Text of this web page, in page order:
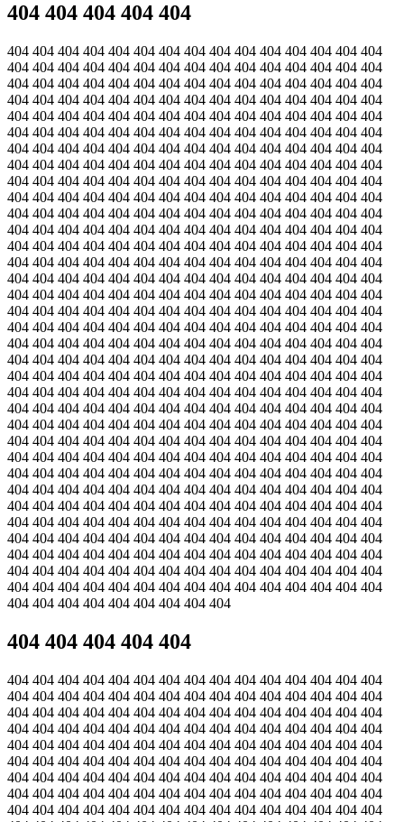
404 404 404 404 404
404 404 404 404 404 404 404 404 404 404 404 404 404 404 404
404 404 404 404 404 404 404 404 404 404 404 404 404 404 404
404 404 404 404 404 404 404 404 404 404 404 404 404 404 404
404 404 404 404 404 404 404 404 404 404 404 404 404 404 404
404 404 404 404 404 404 404 404 404 404 404 404 404 404 404
404 404 404 404 404 404 404 404 404 404 404 404 404 404 404
404 404 404 404 404 404 404 404 404 404 404 404 404 404 404
404 404 404 404 404 404 404 404 404 404 404 404 404 404 404
404 404 404 404 404 404 404 404 404 404 404 404 404 404 404
404 404 404 404 404 404 404 404 404 404 404 404 404 404 404
404 404 404 404 404 404 404 404 404 404 404 404 404 404 404
404 404 404 404 404 404 404 404 404 404 404 404 404 404 404
404 404 404 404 404 404 404 404 404 404 404 404 404 404 404
404 404 404 404 404 404 404 404 404 404 404 404 404 404 404
404 404 404 404 404 404 404 404 404 404 404 404 404 404 404
404 404 404 404 404 404 404 404 404 404 404 404 404 404 404
404 404 404 404 404 404 404 404 404 404 404 404 404 404 404
404 404 404 404 404 404 404 404 404 404 404 404 404 404 404
404 404 404 404 404 404 404 404 404 404 404 404 404 404 404
404 404 404 404 404 404 404 404 404 404 404 404 404 404 404
404 404 404 404 404 404 404 404 404 404 404 404 404 404 404
404 404 404 404 404 404 404 404 404 404 404 404 404 404 404
404 404 404 404 404 404 404 404 404 404 404 404 404 404 404
404 404 404 404 404 404 404 404 404 404 404 404 404 404 404
404 404 404 404 404 404 404 404 404 404 404 404 404 404 404
404 404 404 404 404 404 404 404 404 404 404 404 404 404 404
404 404 404 404 404 404 404 404 404 404 404 404 404 404 404
404 404 404 404 404 404 404 404 404 404 404 404 404 404 404
404 404 404 404 404 404 404 404 404 404 404 404 404 404 404
404 404 404 404 404 404 404 404 404 404 404 404 404 404 404
404 404 404 404 404 404 404 404 404 404 404 404 404 404 404
404 404 404 404 404 404 404 404 404 404 404 404 404 404 404
404 404 404 404 404 404 404 404 404 404 404 404 404 404 404
404 404 404 404 404 404 404 404 404 404 404 404 404 404 404
404 404 404 404 404 404 404 404 404
404 404 404 404 404
404 404 404 404 404 404 404 404 404 404 404 404 404 404 404
404 404 404 404 404 404 404 404 404 404 404 404 404 404 404
404 404 404 404 404 404 404 404 404 404 404 404 404 404 404
404 404 404 404 404 404 404 404 404 404 404 404 404 404 404
404 404 404 404 404 404 404 404 404 404 404 404 404 404 404
404 404 404 404 404 404 404 404 404 404 404 404 404 404 404
404 404 404 404 404 404 404 404 404 404 404 404 404 404 404
404 404 404 404 404 404 404 404 404 404 404 404 404 404 404
404 404 404 404 404 404 404 404 404 404 404 404 404 404 404